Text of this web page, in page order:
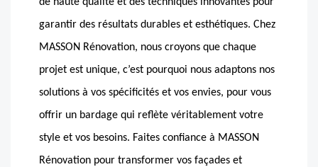
garantir des résultats durables et esthétiques. Chez
MASSON Rénovation, nous croyons que chaque
projet est unique, c’est pourquoi nous adaptons nos
solutions à vos spécificités et vos envies, pour vous
offrir un bardage qui reflète véritablement votre
style et vos besoins. Faites confiance à MASSON
Rénovation pour transformer vos façades et